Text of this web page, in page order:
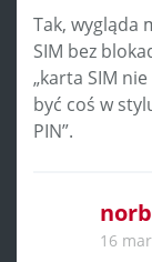
Tak, wygląda
SIM bez
„karta SIM
być coś w
PIN”.
16